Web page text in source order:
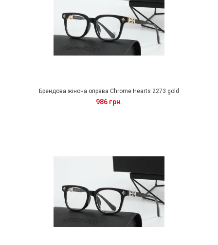
Брендова жіноча оправа Chrome Hearts 2273 gold
986 грн.